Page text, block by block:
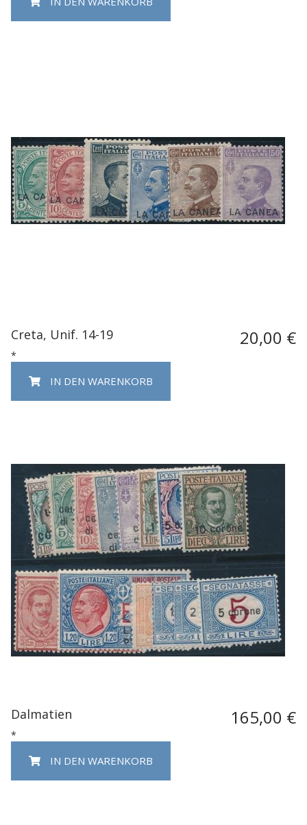
Creta, Unif. 14-19 20,00 €
*
IN DEN WARENKORB
Dalmatien 165,00 €
*
IN DEN WARENKORB